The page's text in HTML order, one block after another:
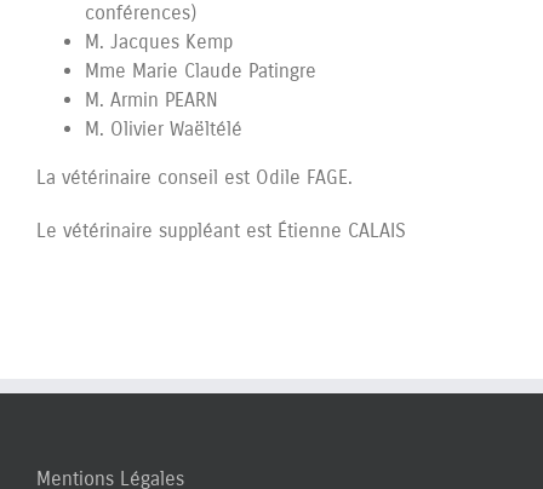
conférences)
M. Jacques Kemp
Mme Marie Claude Patingre
M. Armin PEARN
M. Olivier Waëltélé
La vétérinaire conseil est Odile FAGE.
Le vétérinaire suppléant est Étienne CALAIS
Mentions Légales